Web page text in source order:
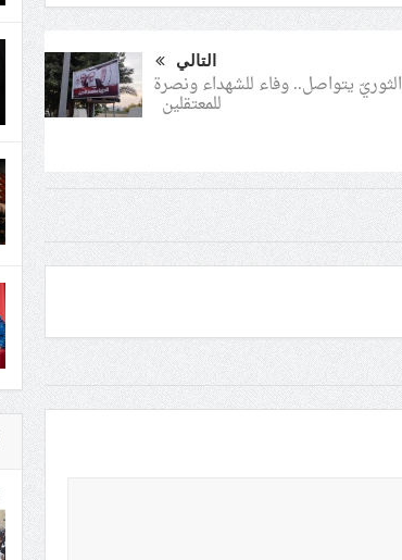
التالي
يتواصل.. وفاء للشهداء ونصرة
للمعتقلين